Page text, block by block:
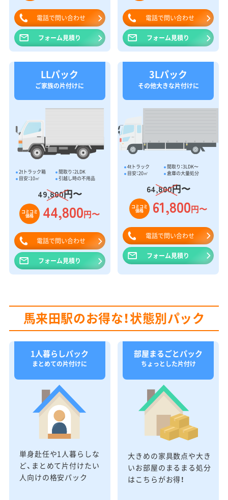
電話で問い合わせ
フォーム見積り
電話で問い合わせ
フォーム見積り
LLパック
ご家族の片付けに
2tトラック箱
間取り：2LDK
目安：10㎥
引越し時の不用品
49,800円〜
コミコミ
価格 44,800円〜
電話で問い合わせ
フォーム見積り
3Lパック
その他大きな片付けに
4tトラック
間取り：3LDK〜
目安：20㎥
倉庫の大量処分
64,800円〜
コミコミ
価格 61,800円〜
電話で問い合わせ
フォーム見積り
馬来田駅のお得な！状態別パック
1人暮らしパック
まとめての片付けに
単身赴任や1人暮らしな
ど、まとめて片付けたい
人向けの格安パック
部屋まるごとパック
ちょっとした片付け
大きめの家具数点や大き
いお部屋のまるまる処分
はこちらがお得！